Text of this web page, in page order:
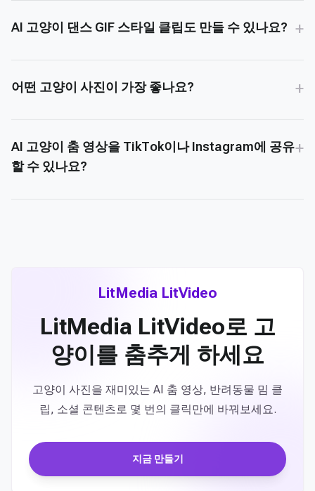
AI 고양이 댄스 GIF 스타일 클립도 만들 수 있나요? +
어떤 고양이 사진이 가장 좋나요? +
AI 고양이 춤 영상을 TikTok이나 Instagram에 공유
할 수 있나요?
+
LitMedia LitVideo
LitMedia LitVideo로 고
양이를 춤추게 하세요
고양이 사진을 재미있는 AI 춤 영상, 반려동물 밈 클
립, 소셜 콘텐츠로 몇 번의 클릭만에 바꿔보세요.
지금 만들기